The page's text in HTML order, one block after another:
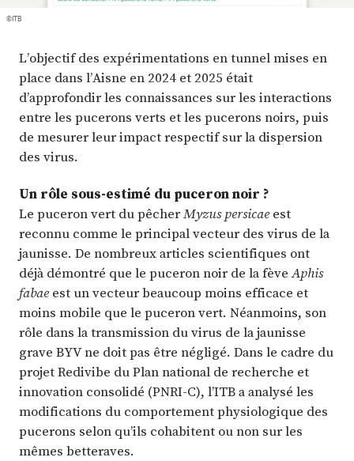
©ITB
L’objectif des expérimentations en tunnel mises en
place dans l’Aisne en 2024 et 2025 était
d’approfondir les connaissances sur les interactions
entre les pucerons verts et les pucerons noirs, puis
de mesurer leur impact respectif sur la dispersion
des virus.
Un rôle sous-estimé du puceron noir ?
Le puceron vert du pêcherMyzus persicae est
reconnu comme le principal vecteur des virus de la
jaunisse. De nombreux articles scientifiques ont
déjà démontré que le puceron noir de la fèveAphis
fabae est un vecteur beaucoup moins efficace et
moins mobile que le puceron vert. Néanmoins, son
rôle dans la transmission du virus de la jaunisse
grave BYV ne doit pas être négligé. Dans le cadre du
projet Redivibe du Plan national de recherche et
innovation consolidé (PNRI-C), l’ITB a analysé les
modifications du comportement physiologique des
pucerons selon qu’ils cohabitent ou non sur les
mêmes betteraves.